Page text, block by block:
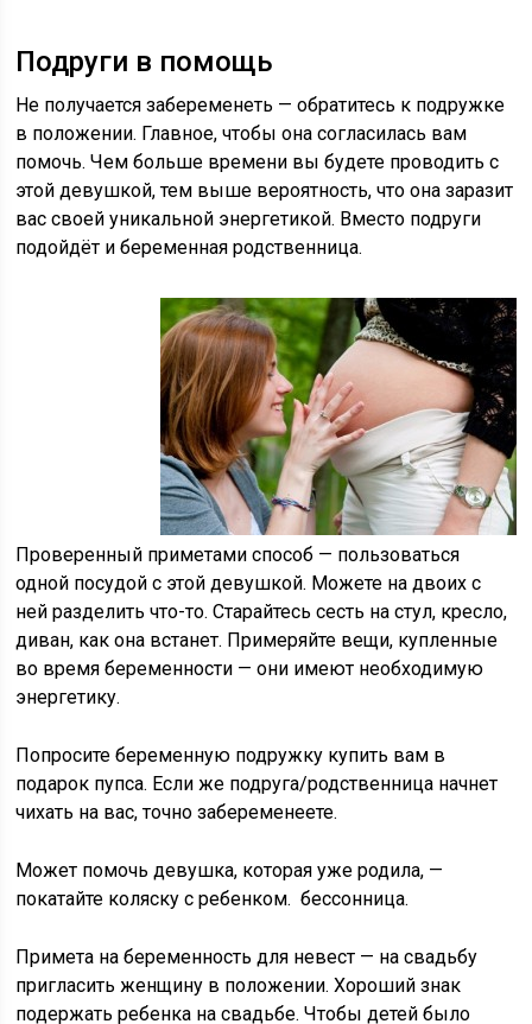
Подруги в помощь
Не получается забеременеть — обратитесь к подружке
в положении. Главное, чтобы она согласилась вам
помочь. Чем больше времени вы будете проводить с
этой девушкой, тем выше вероятность, что она заразит
вас своей уникальной энергетикой. Вместо подруги
подойдёт и беременная родственница.
Проверенный приметами способ — пользоваться
одной посудой с этой девушкой. Можете на двоих с
ней разделить что-то. Старайтесь сесть на стул, кресло,
диван, как она встанет. Примеряйте вещи, купленные
во время беременности — они имеют необходимую
энергетику.
Попросите беременную подружку купить вам в
подарок пупса. Если же подруга/родственница начнет
чихать на вас, точно забеременеете.
Может помочь девушка, которая уже родила, —
покатайте коляску с ребенком. бессонница.
Примета на беременность для невест — на свадьбу
пригласить женщину в положении. Хороший знак
подержать ребенка на свадьбе. Чтобы детей было